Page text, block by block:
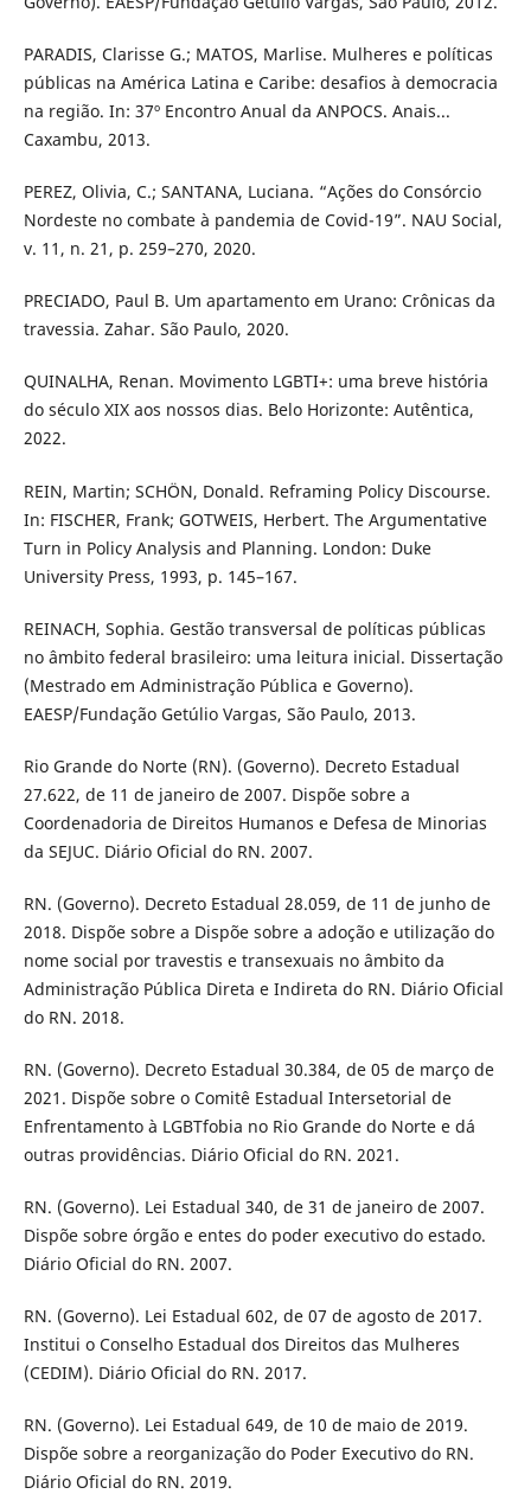
PARADIS, Clarisse G.; MATOS, Marlise. Mulheres e políticas
públicas na América Latina e Caribe: desafios à democracia
na região. In: 37º Encontro Anual da ANPOCS. Anais...
Caxambu, 2013.
PEREZ, Olivia, C.; SANTANA, Luciana. “Ações do Consórcio
Nordeste no combate à pandemia de Covid-19”. NAU Social,
v. 11, n. 21, p. 259–270, 2020.
PRECIADO, Paul B. Um apartamento em Urano: Crônicas da
travessia. Zahar. São Paulo, 2020.
QUINALHA, Renan. Movimento LGBTI+: uma breve história
do século XIX aos nossos dias. Belo Horizonte: Autêntica,
2022.
REIN, Martin; SCHÖN, Donald. Reframing Policy Discourse.
In: FISCHER, Frank; GOTWEIS, Herbert. The Argumentative
Turn in Policy Analysis and Planning. London: Duke
University Press, 1993, p. 145–167.
REINACH, Sophia. Gestão transversal de políticas públicas
no âmbito federal brasileiro: uma leitura inicial. Dissertação
(Mestrado em Administração Pública e Governo).
EAESP/Fundação Getúlio Vargas, São Paulo, 2013.
Rio Grande do Norte (RN). (Governo). Decreto Estadual
27.622, de 11 de janeiro de 2007. Dispõe sobre a
Coordenadoria de Direitos Humanos e Defesa de Minorias
da SEJUC. Diário Oficial do RN. 2007.
RN. (Governo). Decreto Estadual 28.059, de 11 de junho de
2018. Dispõe sobre a Dispõe sobre a adoção e utilização do
nome social por travestis e transexuais no âmbito da
Administração Pública Direta e Indireta do RN. Diário Oficial
do RN. 2018.
RN. (Governo). Decreto Estadual 30.384, de 05 de março de
2021. Dispõe sobre o Comitê Estadual Intersetorial de
Enfrentamento à LGBTfobia no Rio Grande do Norte e dá
outras providências. Diário Oficial do RN. 2021.
RN. (Governo). Lei Estadual 340, de 31 de janeiro de 2007.
Dispõe sobre órgão e entes do poder executivo do estado.
Diário Oficial do RN. 2007.
RN. (Governo). Lei Estadual 602, de 07 de agosto de 2017.
Institui o Conselho Estadual dos Direitos das Mulheres
(CEDIM). Diário Oficial do RN. 2017.
RN. (Governo). Lei Estadual 649, de 10 de maio de 2019.
Dispõe sobre a reorganização do Poder Executivo do RN.
Diário Oficial do RN. 2019.